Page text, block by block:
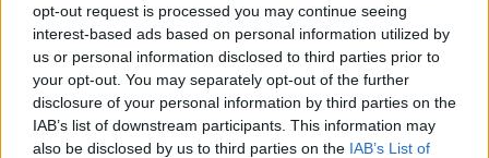
opt-out request is processed you may continue seeing
interest-based ads based on personal information utilized by
us or personal information disclosed to third parties prior to
your opt-out. You may separately opt-out of the further
disclosure of your personal information by third parties on the
IAB’s list of downstream participants. This information may
also be disclosed by us to third parties on the IAB’s List of
Hivatalos: megjelent a 2026/2027-es tanév rendjének
tervezete
Mutatjuk, mikor lesznek a szünetek, az érettségik, és meddig tart
majd az első félév. A központi írásbeli pontos időpontja is szerepel a
tervezetben. Arról nem beszélve, hogy a kompetenciaméréseket
jelentősen átalakítják.